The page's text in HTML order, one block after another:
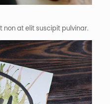
non at elit suscipit pulvinar.